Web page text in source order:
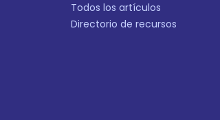
Todos los artículos
Directorio de recursos